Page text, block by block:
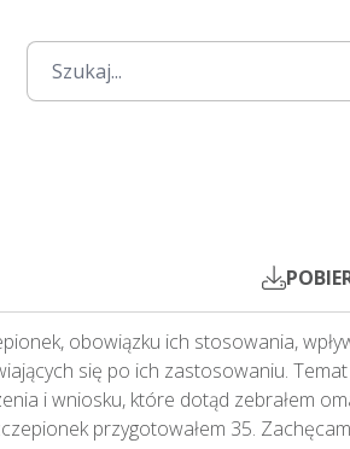
obowiązku ich stosowania,
się po ich zastosowaniu.
i wniosku, które dotąd zebrałem
przygotowałem 35.